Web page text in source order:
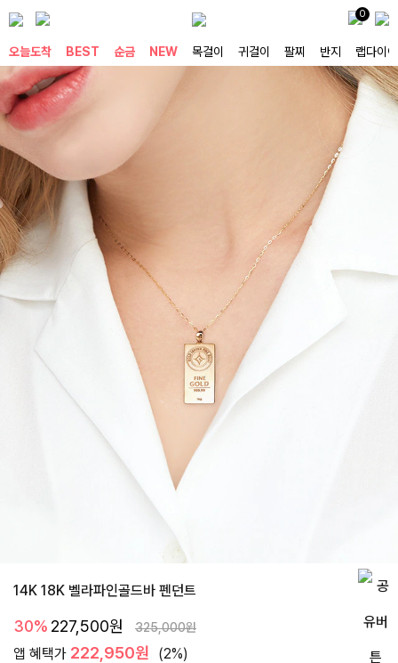
0
오늘도착 BEST 순금 NEW 목걸이 귀걸이 팔찌 반지 랩다이아
14K 18K 벨라파인골드바 펜던트
30% 227,500원 325,000원
앱 혜택가 222,950원 (2%)